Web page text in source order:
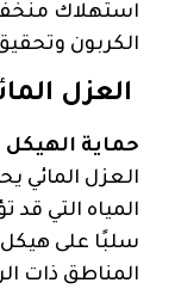
استهلاك
الكربون
العزل
حماية الهيكل
العزل المائي
المياه التي قد
سلبًا على
المناطق ذات